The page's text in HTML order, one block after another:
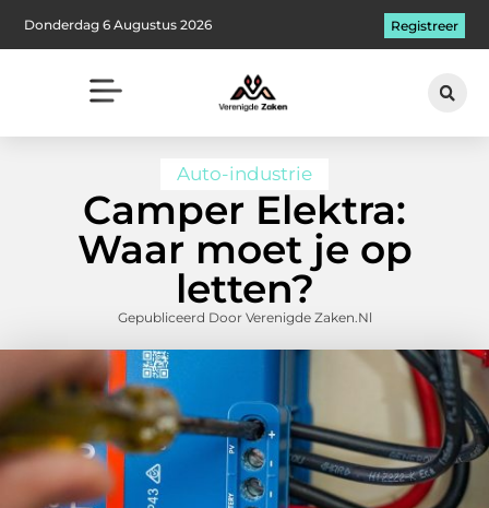
Donderdag 6 Augustus 2026 Registreer
Auto-industrie
Camper Elektra:
Waar moet je op
letten?
Gepubliceerd Door Verenigde Zaken.nl